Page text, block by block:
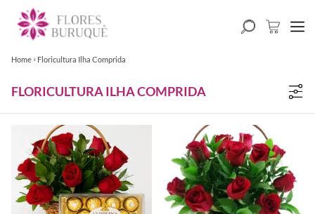
Home Floricultura Ilha Comprida
FLORICULTURA ILHA COMPRIDA